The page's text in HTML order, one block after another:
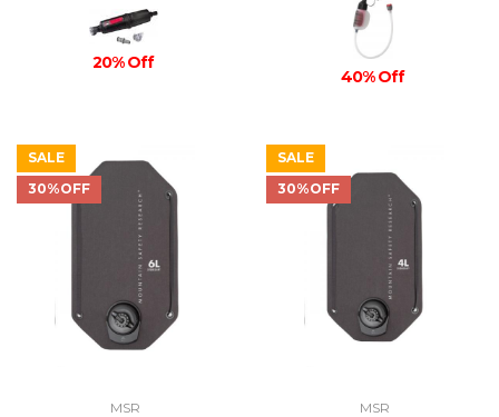
20% Off
40% Off
SALE
30%OFF
MSR
SALE
30%OFF
MSR